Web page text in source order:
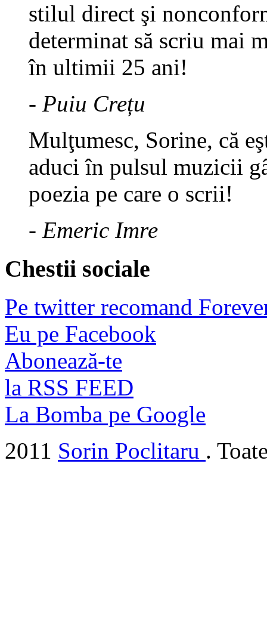
stilul direct şi
determinat să scriu mai
în ultimii 25 ani!
- Puiu Crețu
Mulţumesc, Sorine, că
aduci în pulsul muzicii
poezia pe care o scrii!
- Emeric Imre
Chestii sociale
Pe twitter recomand
Eu pe Facebook
Abonează-te
la RSS FEED
La Bomba pe Google
2011 Sorin Poclitaru .